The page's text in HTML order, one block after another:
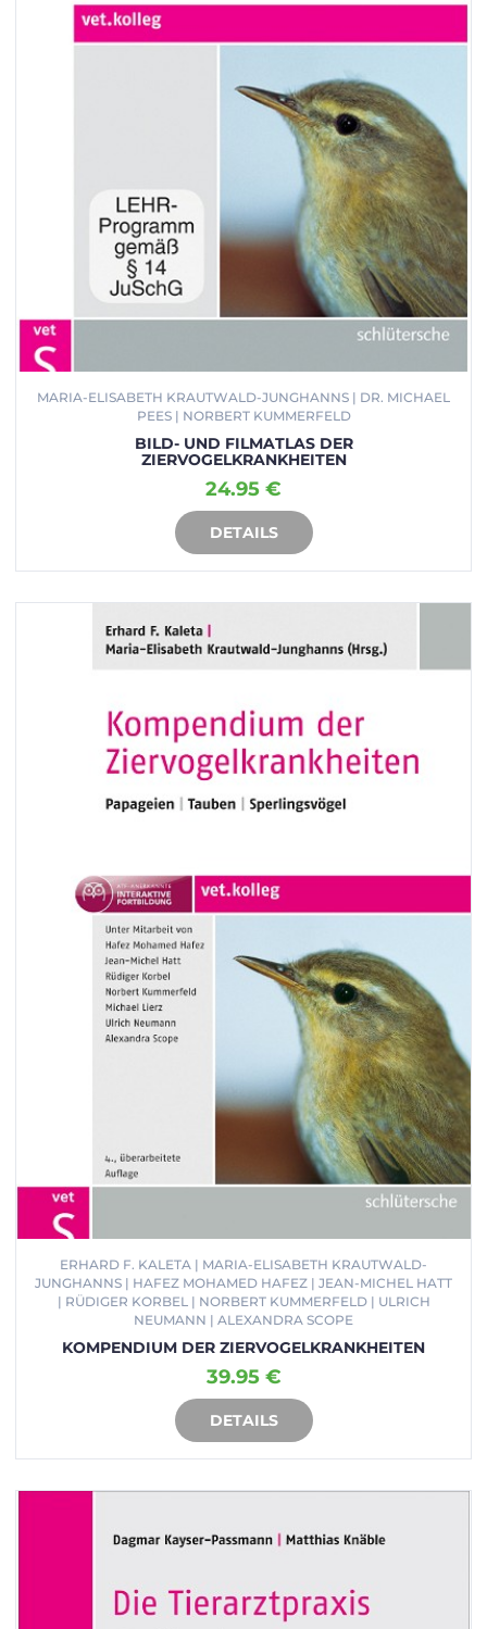
MARIA-ELISABETH KRAUTWALD-JUNGHANNS | DR. MICHAEL
PEES | NORBERT KUMMERFELD
BILD- UND FILMATLAS DER
ZIERVOGELKRANKHEITEN
24.95 €
DETAILS
IN DEN WARENKORB
ERHARD F. KALETA | MARIA-ELISABETH KRAUTWALD-
JUNGHANNS | HAFEZ MOHAMED HAFEZ | JEAN-MICHEL HATT
| RÜDIGER KORBEL | NORBERT KUMMERFELD | ULRICH
NEUMANN | ALEXANDRA SCOPE
KOMPENDIUM DER ZIERVOGELKRANKHEITEN
39.95 €
DETAILS
IN DEN WARENKORB